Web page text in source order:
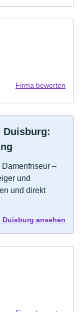
Firma bewerten
Duisburg:
–
und
und direkt
ansehen